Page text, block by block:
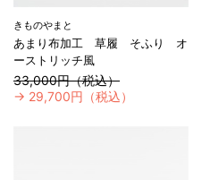
きものやまと
あまり布加工 草履 そふり オ
ーストリッチ風
33,000円（税込）
→ 29,700円（税込）